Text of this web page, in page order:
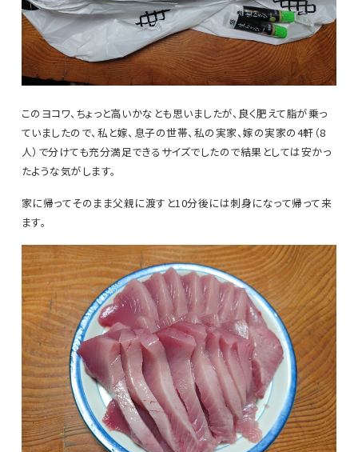
このヨコワ、ちょっと高いかなとも思いましたが、良く肥えて脂が乗っ
ていましたので、私と嫁、息子の世帯、私の実家、嫁の実家の4軒（8
人）で分けても充分満足できるサイズでしたので結果としては安かっ
たような気がします。
家に帰ってそのまま父親に渡すと10分後には刺身になって帰って来
ます。